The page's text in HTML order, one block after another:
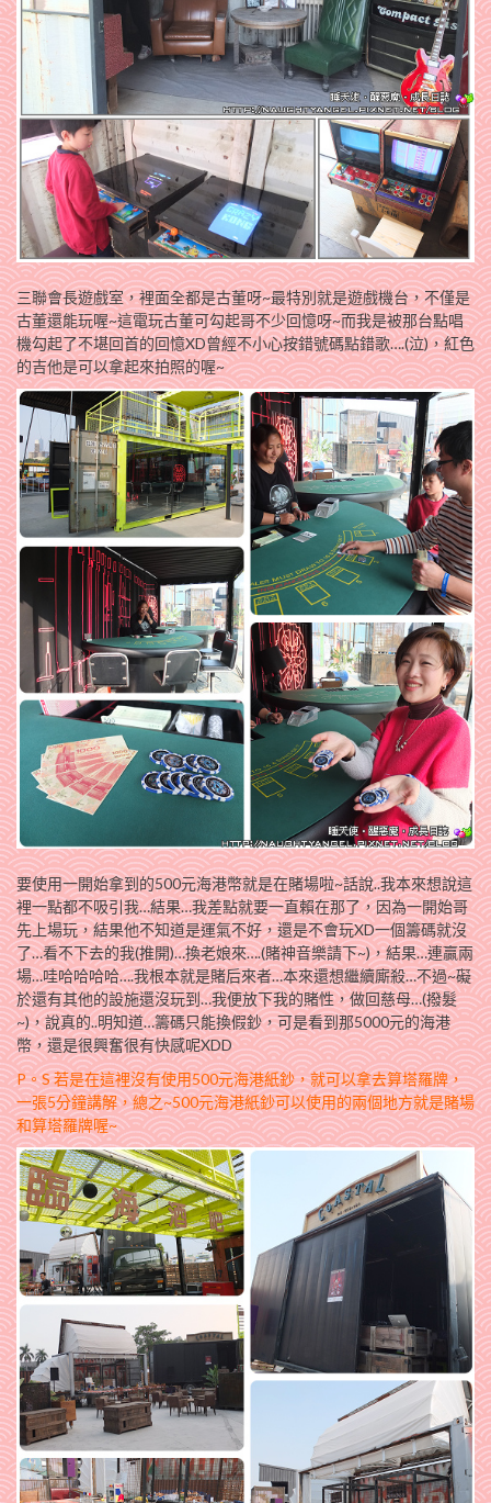
三聯會長遊戲室，裡面全都是古董呀~最特別就是遊戲機台，不僅是
古董還能玩喔~這電玩古董可勾起哥不少回憶呀~而我是被那台點唱
機勾起了不堪回首的回憶XD曾經不小心按錯號碼點錯歌….(泣)，紅色
的吉他是可以拿起來拍照的喔~
要使用一開始拿到的500元海港幣就是在賭場啦~話說..我本來想說這
裡一點都不吸引我…結果…我差點就要一直賴在那了，因為一開始哥
先上場玩，結果他不知道是運氣不好，還是不會玩XD一個籌碼就沒
了…看不下去的我(推開)…換老娘來….(賭神音樂請下~)，結果…連贏兩
場…哇哈哈哈哈….我根本就是賭后來者…本來還想繼續廝殺…不過~礙
於還有其他的設施還沒玩到…我便放下我的賭性，做回慈母…(撥髮
~)，說真的..明知道…籌碼只能換假鈔，可是看到那5000元的海港
幣，還是很興奮很有快感呢XDD
P。S 若是在這裡沒有使用500元海港紙鈔，就可以拿去算塔羅牌，
一張5分鐘講解，總之~500元海港紙鈔可以使用的兩個地方就是賭場
和算塔羅牌喔~